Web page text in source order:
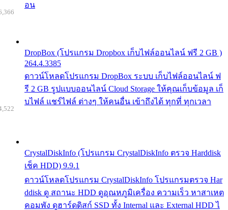
อน
DropBox (โปรแกรม Dropbox เก็บไฟล์ออนไลน์ ฟรี 2 GB )
264.4.3385
ดาวน์โหลดโปรแกรม DropBox ระบบ เก็บไฟล์ออนไลน์ ฟ
รี 2 GB รูปแบบออนไลน์ Cloud Storage ให้คุณเก็บข้อมูล เก็
บไฟล์ แชร์ไฟล์ ต่างๆ ให้คนอื่น เข้าถึงได้ ทุกที่ ทุกเวลา
CrystalDiskInfo (โปรแกรม CrystalDiskInfo ตรวจ Harddisk
เช็ค HDD) 9.9.1
ดาวน์โหลดโปรแกรม CrystalDiskInfo โปรแกรมตรวจ Har
ddisk ดู สถานะ HDD ดูอุณหภูมิเครื่อง ความเร็ว หาสาเหต
คอมพัง ดูฮาร์ดดิสก์ SSD ทั้ง Internal และ External HDD ไ